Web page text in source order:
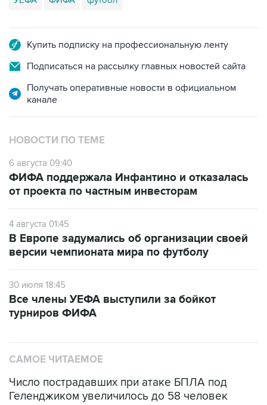
Купить подписку на профессиональную ленту
Подписаться на рассылку главных новостей сайта
Получать оперативные новости в официальном
канале
НОВОСТИ ПО ТЕМЕ
6 августа 09:40
ФИФА поддержала Инфантино и отказалась
от проекта по частным инвесторам
4 августа 01:45
В Европе задумались об организации своей
версии чемпионата мира по футболу
30 июля 18:45
Все члены УЕФА выступили за бойкот
турниров ФИФА
САМОЕ ЧИТАЕМОЕ
Число пострадавших при атаке БПЛА под
Геленджиком увеличилось до 58 человек